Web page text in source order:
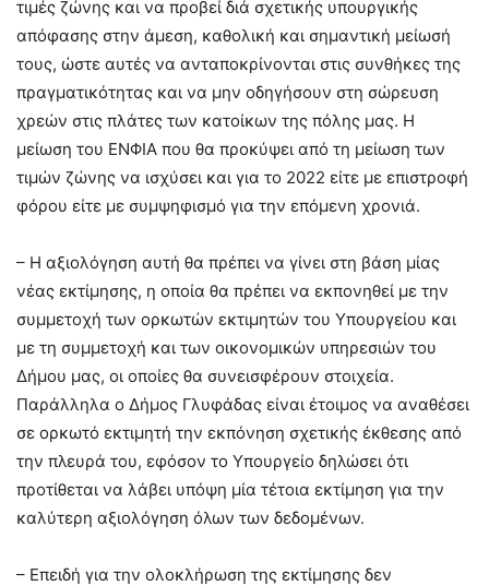
τιμές ζώνης και να προβεί διά σχετικής υπουργικής
απόφασης στην άμεση, καθολική και σημαντική μείωσή
τους, ώστε αυτές να ανταποκρίνονται στις συνθήκες της
πραγματικότητας και να μην οδηγήσουν στη σώρευση
χρεών στις πλάτες των κατοίκων της πόλης μας. Η
μείωση του ΕΝΦΙΑ που θα προκύψει από τη μείωση των
τιμών ζώνης να ισχύσει και για το 2022 είτε με επιστροφή
φόρου είτε με συμψηφισμό για την επόμενη χρονιά.
– Η αξιολόγηση αυτή θα πρέπει να γίνει στη βάση μίας
νέας εκτίμησης, η οποία θα πρέπει να εκπονηθεί με την
συμμετοχή των ορκωτών εκτιμητών του Υπουργείου και
με τη συμμετοχή και των οικονομικών υπηρεσιών του
Δήμου μας, οι οποίες θα συνεισφέρουν στοιχεία.
Παράλληλα ο Δήμος Γλυφάδας είναι έτοιμος να αναθέσει
σε ορκωτό εκτιμητή την εκπόνηση σχετικής έκθεσης από
την πλευρά του, εφόσον το Υπουργείο δηλώσει ότι
προτίθεται να λάβει υπόψη μία τέτοια εκτίμηση για την
καλύτερη αξιολόγηση όλων των δεδομένων.
– Επειδή για την ολοκλήρωση της εκτίμησης δεν